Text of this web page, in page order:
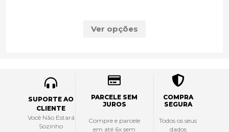
Ver opções
SUPORTE AO
CLIENTE
Você Não Estará
Sozinho
PARCELE SEM
JUROS
Compre e parcele
em até 6x sem
COMPRA
SEGURA
Todos os seus
dados